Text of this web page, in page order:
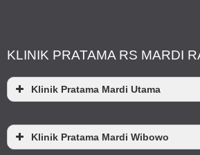
KLINIK PRATAMA RS MARDI
Klinik Pratama Mardi Utama
Klinik Pratama Mardi Wibowo